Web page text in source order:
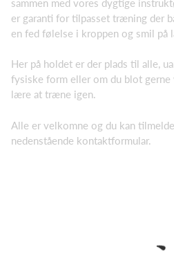
sammen med vores dygtige
er garanti for tilpasset træning der
en fed følelse i kroppen og smil på
Her på holdet er der plads til alle,
fysiske form eller om du blot
lære at træne igen.
Alle er velkomne og du kan
nedenstående kontaktformular.